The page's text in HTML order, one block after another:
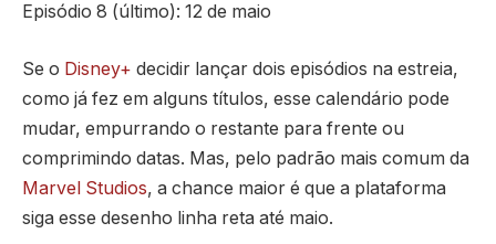
Episódio 8 (último): 12 de maio
Se o Disney+ decidir lançar dois episódios na estreia,
como já fez em alguns títulos, esse calendário pode
mudar, empurrando o restante para frente ou
comprimindo datas. Mas, pelo padrão mais comum da
Marvel Studios, a chance maior é que a plataforma
siga esse desenho linha reta até maio.